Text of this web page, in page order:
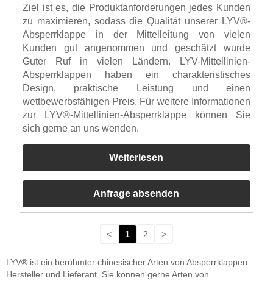
Ziel ist es, die Produktanforderungen jedes Kunden
zu maximieren, sodass die Qualität unserer LYV®-
Absperrklappe in der Mittelleitung von vielen
Kunden gut angenommen und geschätzt wurde
Guter Ruf in vielen Ländern. LYV-Mittellinien-
Absperrklappen haben ein charakteristisches
Design, praktische Leistung und einen
wettbewerbsfähigen Preis. Für weitere Informationen
zur LYV®-Mittellinien-Absperrklappe können Sie
sich gerne an uns wenden.
Weiterlesen
Anfrage absenden
< 1 2 >
LYV® ist ein berühmter chinesischer Arten von Absperrklappen
Hersteller und Lieferant. Sie können gerne Arten von